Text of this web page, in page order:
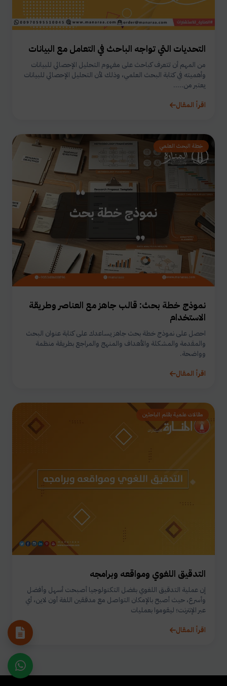
التحديات التي تواجه الباحث في التعامل مع البيانات
من المهم أن تتعرف كباحث على مفهوم التحليل الإحصائي للبيانات
وأهميته في كتابة البحث العلمي، وذلك لأن التحليل الإحصائي للبيانات
يعتبر من.....
اقرأ المقال
خطة البحث العلمي
نموذج خطة بحث: قالب جاهز مع العناصر وطريقة
الاستخدام
احصل على نموذج خطة بحث جاهز يساعدك على كتابة عنوان البحث
والمقدمة والمشكلة والأهداف والمنهج والمراجع بطريقة منظمة
وواضحة.
اقرأ المقال
مقالات علمية بقلم الباحثين
التدقيق اللغوي ومواقعه وبرامجه
إن عملية التدقيق اللغوي بفضل التكنولوجيا أصبحت أسهل وأفضل
وأسرع، حيث أصبح بالإمكان التواصل مع مدققين اللغة أون لاين، أي
عبر الإنترنت؛ ليقوموا بعمليات
اقرأ المقال